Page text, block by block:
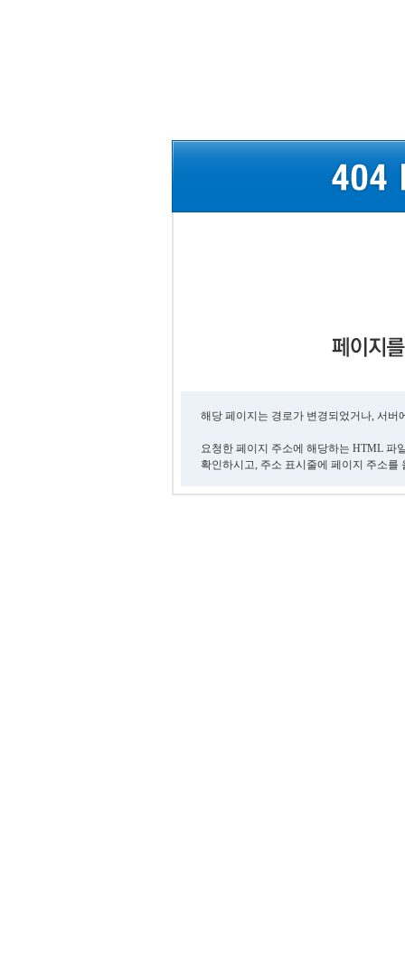
해당 페이지는 경로가 변경되었거나, 서
요청한 페이지 주소에 해당하는 HTML 파
확인하시고, 주소 표시줄에 페이지 주소